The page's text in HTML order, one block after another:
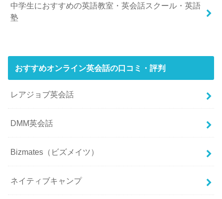
中学生におすすめの英語教室・英会話スクール・英語
塾
おすすめオンライン英会話の口コミ・評判
レアジョブ英会話
DMM英会話
Bizmates（ビズメイツ）
ネイティブキャンプ